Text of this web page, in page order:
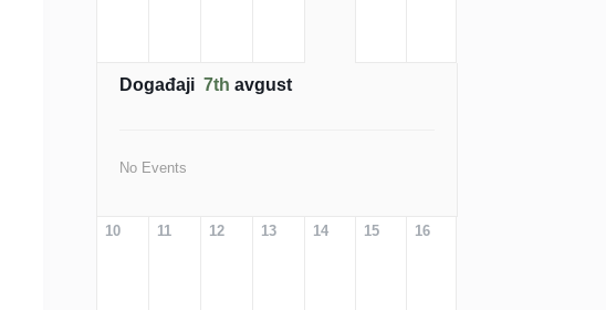
Događaji 7th avgust
No Events
10 11 12 13 14 15 16